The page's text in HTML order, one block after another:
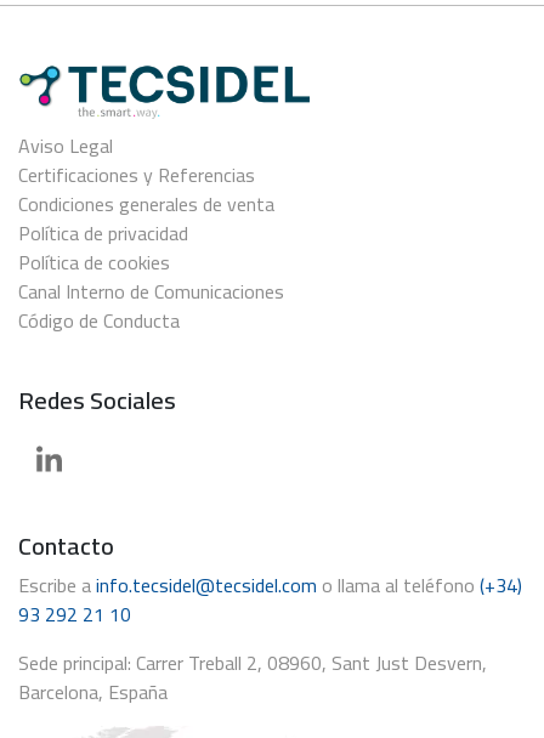
Aviso Legal
Certificaciones y Referencias
Condiciones generales de venta
Política de privacidad
Política de cookies
Canal Interno de Comunicaciones
Código de Conducta
Redes Sociales
Contacto
Escribe ainfo.tecsidel@tecsidel.com o llama al teléfono(+34)
93 292 21 10
Sede principal: Carrer Treball 2, 08960, Sant Just Desvern,
Barcelona, España